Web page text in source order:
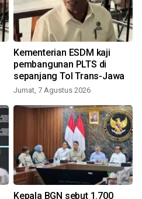
Kementerian ESDM kaji
pembangunan PLTS di
sepanjang Tol Trans-Jawa
Jumat, 7 Agustus 2026
Kepala BGN sebut 1.700